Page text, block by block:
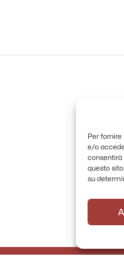
Per
e/o
consentirà
questo
su